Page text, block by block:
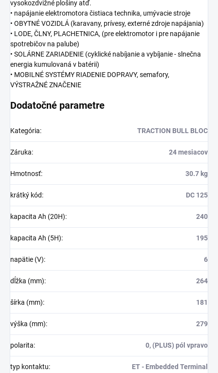
vysokozdvižné plošiny atď.
• napájanie elektromotora čistiaca technika, umývacie stroje
• OBYTNÉ VOZIDLÁ (karavany, prívesy, externé zdroje napájania)
• LODE, ČLNY, PLACHETNICA, (pre elektromotor i pre napájanie
spotrebičov na palube)
• SOLÁRNE ZARIADENIE (cyklické nabíjanie a vybíjanie - slnečna
energia kumulovaná v batérii)
• MOBILNÉ SYSTÉMY RIADENIE DOPRAVY, semafory,
VÝSTRAŽNÉ ZNAČENIE
Dodatočné parametre
Kategória: TRACTION BULL BLOC
Záruka: 24 mesiacov
Hmotnosť: 30.7 kg
krátký kód: DC 125
kapacita Ah (20H): 240
kapacita Ah (5H): 195
napätie (V): 6
dĺžka (mm): 264
šírka (mm): 181
výška (mm): 279
polarita: 0, (PLUS) pól vpravo
typ kontaktu: ET - Embedded Terminal